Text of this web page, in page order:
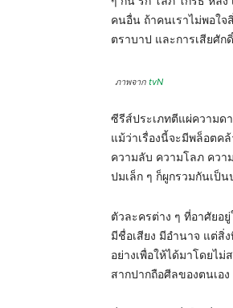
คนอื่น ถ้าคนเราไม่พอใจ
ตราบาป และการเสียศั
ภาพจาก tvN
ซีรีส์ประเภทตีแผ่ความด
แม้ว่าเรื่องนี้จะมีพล็อตค
ความลับ ความโลภ ควา
ปมเล็ก ๆ ก็ผูกรวมกันเป็
ตัวละครต่าง ๆ ที่อาศัยอ
มีชื่อเสียง มีอำนาจ แต่สิ่
อย่างเพื่อให้ได้มาโดยไ
สากปากถือศีลของตนเอง